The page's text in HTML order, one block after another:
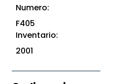
Numero:
F405
Inventario:
2001